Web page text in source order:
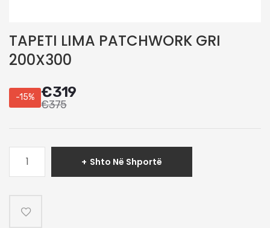
TAPETI LIMA PATCHWORK GRI
200X300
-15% €319
€375
TAPETI
GRI
Shto Në Shportë